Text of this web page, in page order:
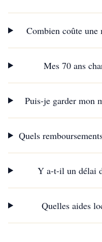
Combien coûte une
Mes 70 ans
Puis-je garder mon
Quels
Y a-t-il un délai
Quelles aides